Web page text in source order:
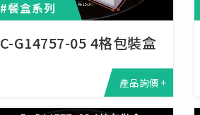
#餐盒系列
C-G14757-05 4格包裝盒
產品詢價 +